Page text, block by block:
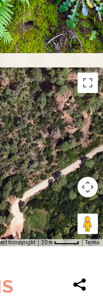
to copyright 20 m Terms